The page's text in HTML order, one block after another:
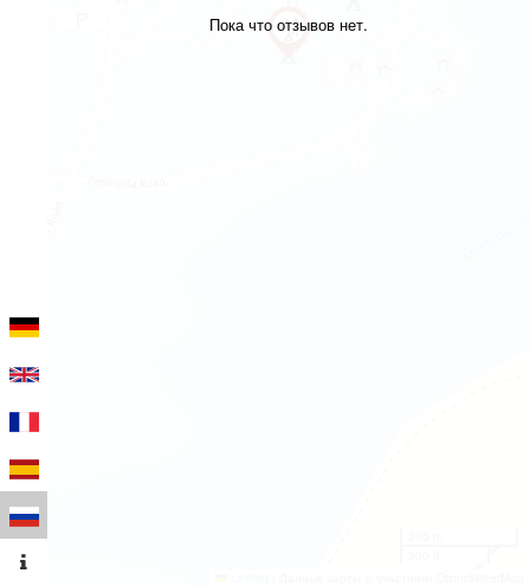
Пока что отзывов нет.